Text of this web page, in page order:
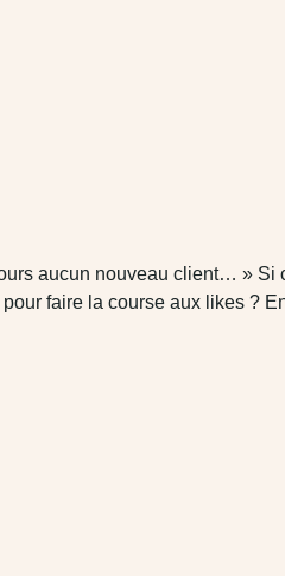
aucun nouveau client… » Si
faire la course aux likes ?